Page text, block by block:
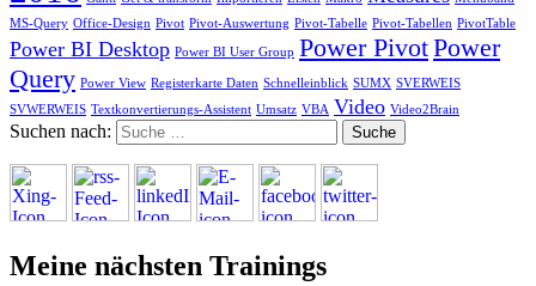
MS-Query Office-Design Pivot Pivot-Auswertung Pivot-Tabelle Pivot-Tabellen PivotTable
Power BI Desktop Power BI User Group Power PivotPower
Query Power View Registerkarte Daten Schnelleinblick SUMX SVERWEIS
SVWERWEIS Textkonvertierungs-Assistent Umsatz VBA Video Video2Brain
Suchen nach:
Meine nächsten Trainings